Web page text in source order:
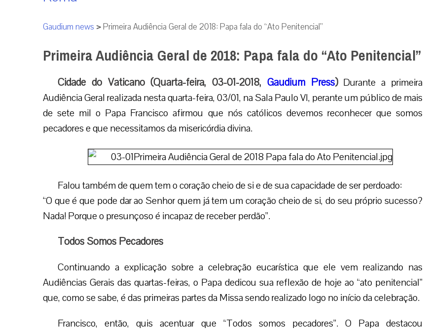
Gaudium news >Primeira Audiência Geral de 2018: Papa fala do “Ato Penitencial”
Primeira Audiência Geral de 2018: Papa fala do “Ato Penitencial”
Cidade do Vaticano (Quarta-feira, 03-01-2018, Gaudium Press)Durante a primeira
Audiência Geral realizada nesta quarta-feira, 03/01, na Sala Paulo VI, perante um público de mais
de sete mil o Papa Francisco afirmou que nós católicos devemos reconhecer que somos
pecadores e que necessitamos da misericórdia divina.
Falou também de quem tem o coração cheio de si e de sua capacidade de ser perdoado:
“O que é que pode dar ao Senhor quem já tem um coração cheio de si, do seu próprio sucesso?
Nada! Porque o presunçoso é incapaz de receber perdão”.
Todos Somos Pecadores
Continuando a explicação sobre a celebração eucarística que ele vem realizando nas
Audiências Gerais das quartas-feiras, o Papa dedicou sua reflexão de hoje ao “ato penitencial”
que, como se sabe, é das primeiras partes da Missa sendo realizado logo no início da celebração.
Francisco, então, quis acentuar que “Todos somos pecadores”. O Papa destacou